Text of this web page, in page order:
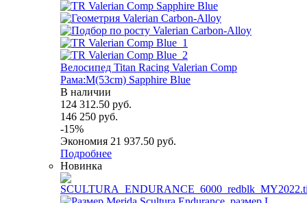
Велосипед Titan Racing Valerian Comp
Рама:M(53cm) Sapphire Blue
В наличии
124 312.50 руб.
146 250 руб.
-15%
Экономия 21 937.50 руб.
Подробнее
Новинка